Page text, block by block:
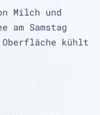
Milch und
am Samstag
kühlt